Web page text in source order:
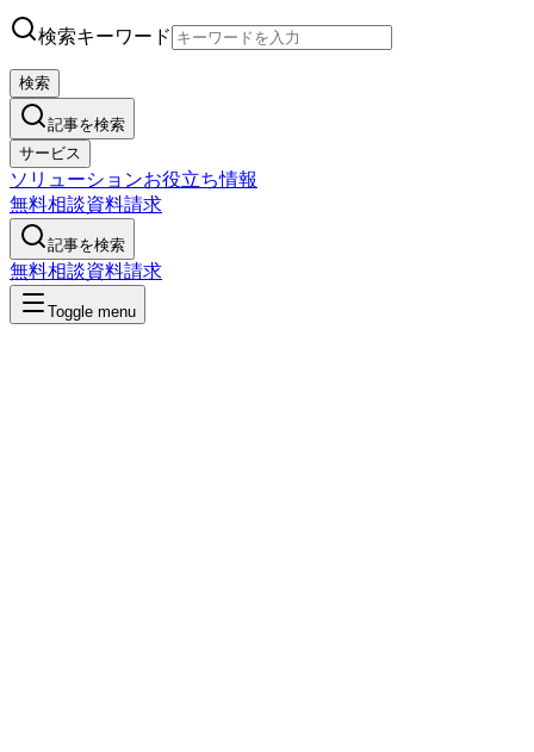
検索キーワード
検索
記事を検索
サービス
ソリューションお役立ち情報
無料相談資料請求
記事を検索
無料相談資料請求
Toggle menu